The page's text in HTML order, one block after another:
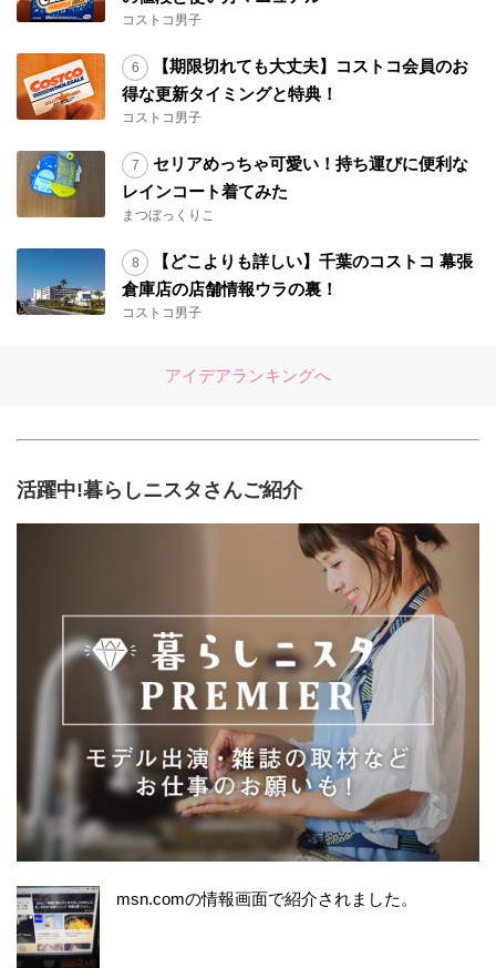
コストコ男子
【期限切れても大丈夫】コストコ会員のお
得な更新タイミングと特典！
コストコ男子
セリアめっちゃ可愛い！持ち運びに便利な
レインコート着てみた
まつぼっくりこ
【どこよりも詳しい】千葉のコストコ 幕張
倉庫店の店舗情報ウラの裏！
コストコ男子
アイデアランキングへ
活躍中!暮らしニスタさんご紹介
msn.comの情報画面で紹介されました。